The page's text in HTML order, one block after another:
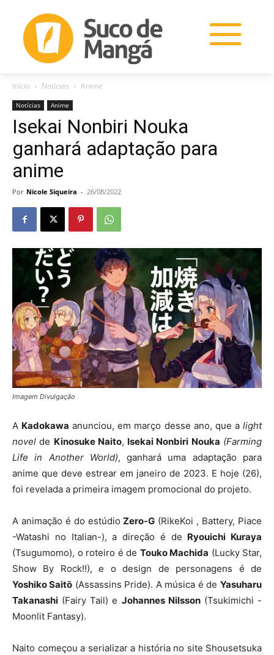
Início Notícias Anime
Notícias Anime
Isekai Nonbiri Nouka
ganhará adaptação para
anime
Por Nicole Siqueira - 26/08/2022
Imagem Divulgação
A Kadokawa anunciou, em março desse ano, que alight
novel de Kinosuke Naito, Isekai Nonbiri Nouka (Farming
Life in Another World), ganhará uma adaptação para
anime que deve estrear em janeiro de 2023. E hoje (26),
foi revelada a primeira imagem promocional do projeto.
A animação é do estúdioZero-G (RikeKoi , Battery, Piace
-Watashi no Italian-), a direção é de Ryouichi Kuraya
(Tsugumomo), o roteiro é de Touko Machida (Lucky Star,
Show By Rock!!), e o design de personagens é de
Yoshiko Saitо̄ (Assassins Pride). A música é de Yasuharu
Takanashi (Fairy Tail) e Johannes Nilsson(Tsukimichi -
Moonlit Fantasy).
Naito começou a serializar a história no site Shousetsuka